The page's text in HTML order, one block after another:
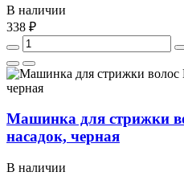
В наличии
338 ₽
Машинка для стрижки
насадок, черная
В наличии